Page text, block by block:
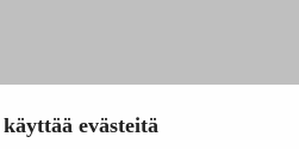
evästeitä